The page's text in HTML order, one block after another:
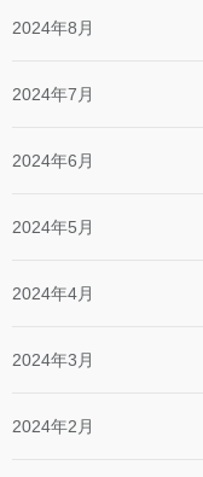
2024年8月
2024年7月
2024年6月
2024年5月
2024年4月
2024年3月
2024年2月